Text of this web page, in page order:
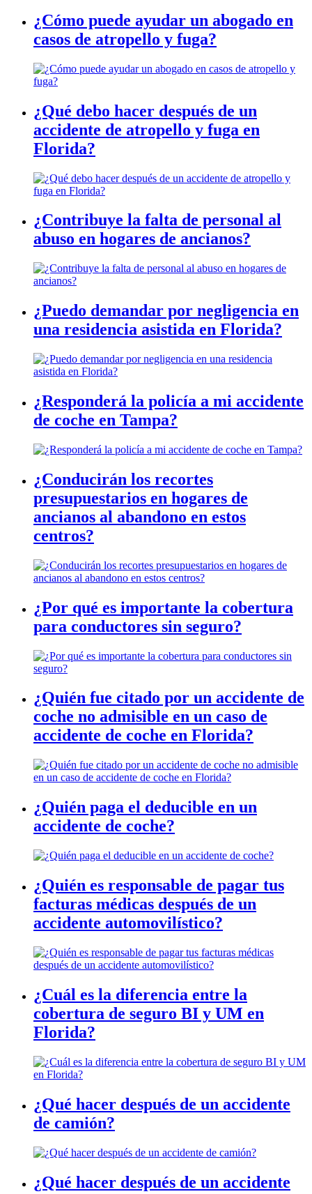
¿Cómo puede ayudar un abogado en
casos de atropello y fuga?
¿Qué debo hacer después de un
accidente de atropello y fuga en
Florida?
¿Contribuye la falta de personal al
abuso en hogares de ancianos?
¿Puedo demandar por negligencia en
una residencia asistida en Florida?
¿Responderá la policía a mi accidente
de coche en Tampa?
¿Conducirán los recortes
presupuestarios en hogares de
ancianos al abandono en estos
centros?
¿Por qué es importante la cobertura
para conductores sin seguro?
¿Quién fue citado por un accidente de
coche no admisible en un caso de
accidente de coche en Florida?
¿Quién paga el deducible en un
accidente de coche?
¿Quién es responsable de pagar tus
facturas médicas después de un
accidente automovilístico?
¿Cuál es la diferencia entre la
cobertura de seguro BI y UM en
Florida?
¿Qué hacer después de un accidente
de camión?
¿Qué hacer después de un accidente